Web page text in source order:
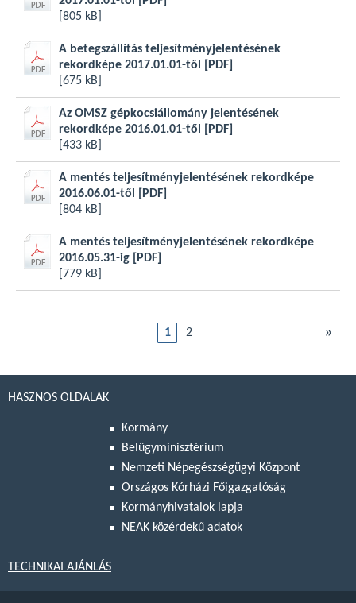
[805 kB]
A betegszállítás teljesítményjelentésének
rekordképe 2017.01.01-től
[PDF]
[675 kB]
Az OMSZ gépkocsiállomány jelentésének
rekordképe 2016.01.01-től
[PDF]
[433 kB]
A mentés teljesítményjelentésének rekordképe
2016.06.01-től
[PDF]
[804 kB]
A mentés teljesítményjelentésének rekordképe
2016.05.31-ig
[PDF]
[779 kB]
1 2 »
HASZNOS OLDALAK
Kormány
Belügyminisztérium
Nemzeti Népegészségügyi Központ
Országos Kórházi Főigazgatóság
Kormányhivatalok lapja
NEAK közérdekű adatok
TECHNIKAI AJÁNLÁS